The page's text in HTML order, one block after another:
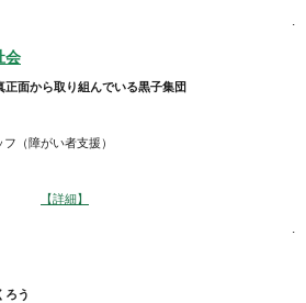
.
会
正面から取り組んでいる黒子集団
（障がい者支援）
訪 【詳細】
.
ろう